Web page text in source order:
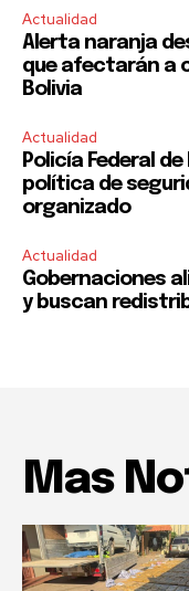
Actualidad
Alerta naranja
que afectarán a
Bolivia
Actualidad
Policía Federal
política de
organizado
Actualidad
Gobernaciones
y buscan
Mas